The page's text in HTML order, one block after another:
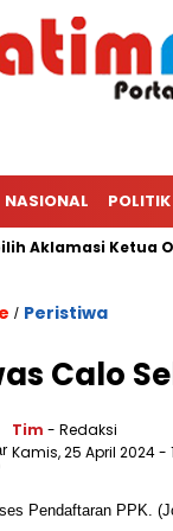
NASIONAL
Ketua
/ Peristiwa
Calo
Tim - Redaksi
Kamis, 25 April 2024-